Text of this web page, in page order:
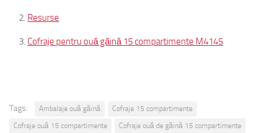
Resurse
Cofraje pentru ouă găină 15 compartimente M4145
Tags: Ambalaje ouă găină
Cofraje 15 compartimente
Cofraje ouă 15 compartimente
Cofraje ouă de găină 15 compartimente